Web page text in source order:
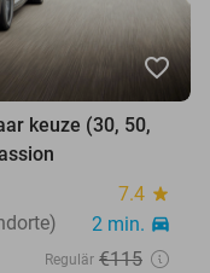
favorite_border
keuze (30, 50,
7.4 star
2 min. directions_car
Regulär €115